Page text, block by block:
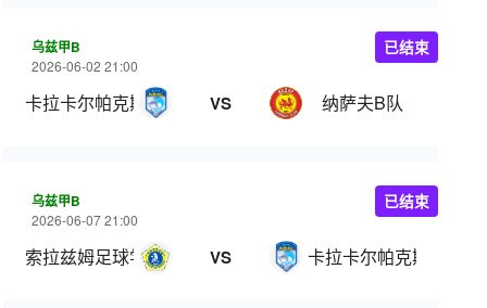
乌兹甲B
2026-06-02 21:00
卡拉卡尔帕克斯坦FA VS 纳萨夫B队
已结束
乌兹甲B
2026-06-07 21:00
索拉兹姆足球学院 VS 卡拉卡尔帕克斯坦FA
已结束